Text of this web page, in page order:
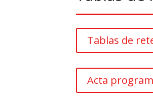
Tablas de
Acta